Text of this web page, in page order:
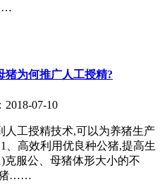
猪为何推广人工授精?
07-10
人工授精技术,可以为养猪生产
、高效利用优良种公猪,提高生
克服公、母猪体形大小的不
猪……